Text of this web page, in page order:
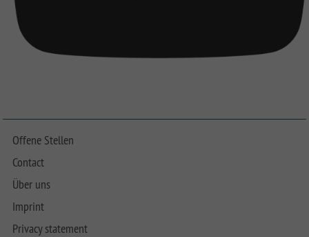
Offene Stellen
Contact
Über uns
Imprint
Privacy statement